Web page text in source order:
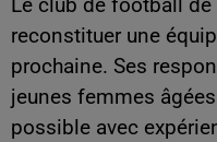
Le club de football
reconstituer une
prochaine. Ses
jeunes femmes
possible avec